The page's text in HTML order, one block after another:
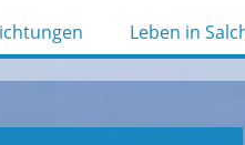
Leben in